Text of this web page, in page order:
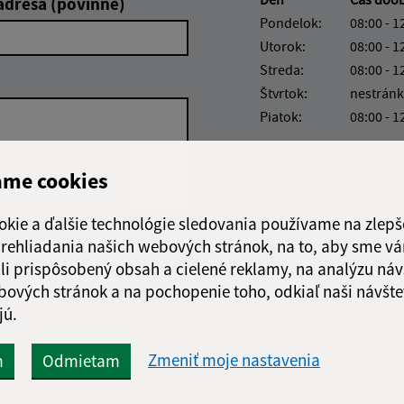
cookies
a ďalšie technológie sledovania používame na
našich webových stránok, na to, aby sme
prispôsobený obsah a cielené reklamy, na analýzu
stránok a na pochopenie toho, odkiaľ naši
Odmietam Zmeniť moje nastavenia
Google reCaptcha Response
Odoslať správu
Pondelok:
08:00 -
Utorok:
08:00 -
Streda:
08:00 -
Štvrtok:
Piatok:
08:00 -